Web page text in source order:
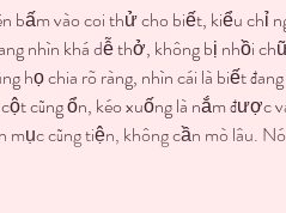
bấm vào coi thử cho biết, kiểu chỉ
nhìn khá dễ thở, không bị nhồi
họ chia rõ ràng, nhìn cái là biết
cũng ổn, kéo xuống là nắm được
cũng tiện, không cần mò lâu.